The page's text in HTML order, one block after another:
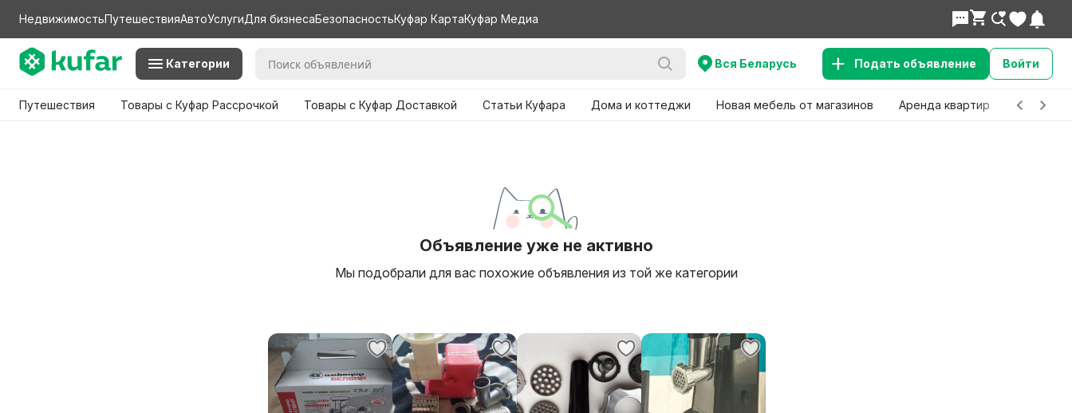
НедвижимостьПутешествияАвтоУслугиДля бизнесаБезопасностьКуфар КартаКуфар Медиа
Категории Вся Беларусь Подать объявление Войти
Путешествия Товары с Куфар Рассрочкой Товары с Куфар Доставкой Статьи Куфара Дома и коттеджи Новая мебель от магазинов Аренда квартир Детские
Объявление уже не активно
Мы подобрали для вас похожие объявления из той же категории